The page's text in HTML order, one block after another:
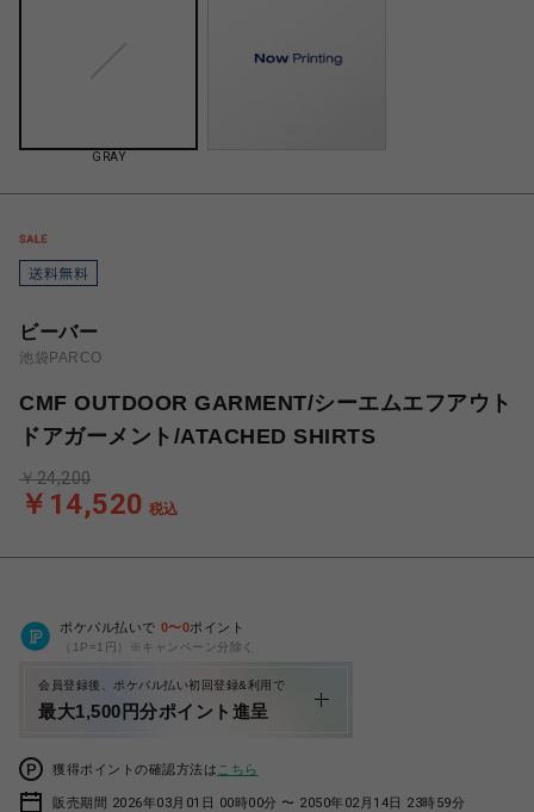
GRAY
ビーバー
池袋PARCO
CMF OUTDOOR GARMENT/シーエムエフアウト
ドアガーメント/ATACHED SHIRTS
￥14,520 税込
￥24,200
ポケパル払いで 0〜0ポイント
（1P=1円）※キャンペーン分除く
会員登録後、ポケパル払い初回登録&利用で
最大1,500円分ポイント進呈
獲得ポイントの確認方法は こちら
販売期間 2026年03月01日 00時00分 〜 2050年02月14日 23時59分